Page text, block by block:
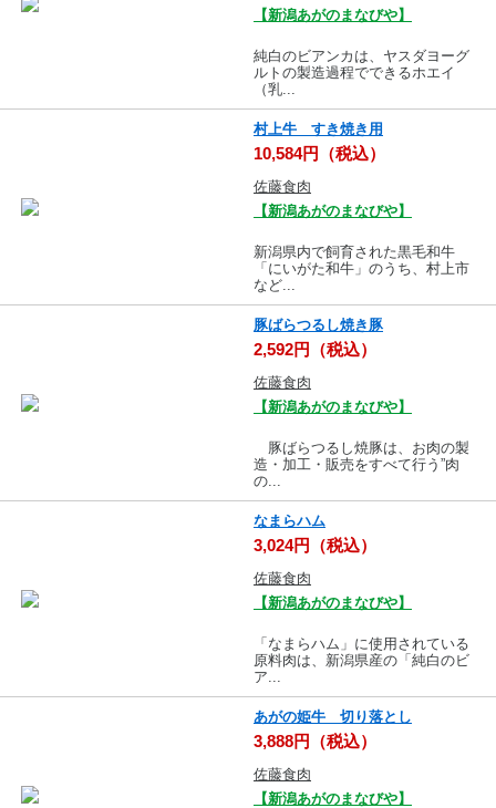
【新潟あがのまなびや】
純白のビアンカは、ヤスダヨーグ
ルトの製造過程でできるホエイ
（乳...
村上牛 すき焼き用
10,584円（税込）
佐藤食肉
【新潟あがのまなびや】
新潟県内で飼育された黒毛和牛
「にいがた和牛」のうち、村上市
など...
豚ばらつるし焼き豚
2,592円（税込）
佐藤食肉
【新潟あがのまなびや】
豚ばらつるし焼豚は、お肉の製
造・加工・販売をすべて行う”肉
の...
なまらハム
3,024円（税込）
佐藤食肉
【新潟あがのまなびや】
「なまらハム」に使用されている
原料肉は、新潟県産の「純白のビ
ア...
あがの姫牛 切り落とし
3,888円（税込）
佐藤食肉
【新潟あがのまなびや】